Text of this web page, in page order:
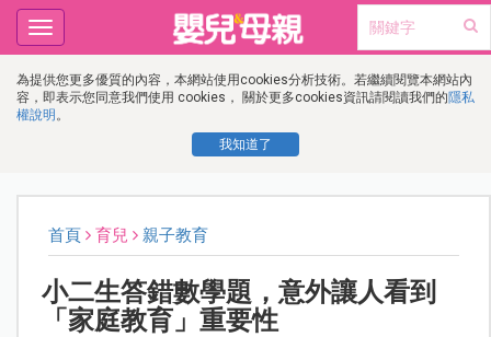
為提供您更多優質的內容，本網站使用cookies分析技術。若繼續閱覽本網站內
容，即表示您同意我們使用 cookies， 關於更多cookies資訊請閱讀我們的隱私
權說明 。
我知道了
Toggle
navigation
首頁 育兒 親子教育
小二生答錯數學題，意外讓人看到
「家庭教育」重要性